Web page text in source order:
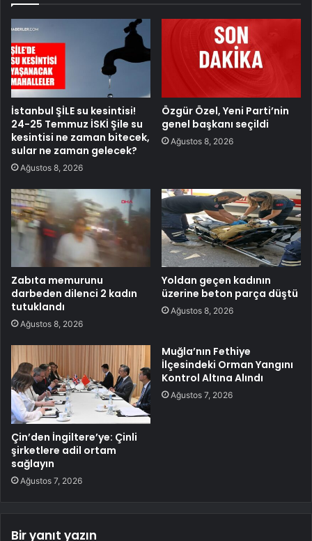
İstanbul ŞİLE su kesintisi!
24-25 Temmuz İSKİ Şile su
kesintisi ne zaman bitecek,
sular ne zaman gelecek?
Ağustos 8, 2026
Özgür Özel, Yeni Parti’nin
genel başkanı seçildi
Ağustos 8, 2026
Zabıta memurunu
darbeden dilenci 2 kadın
tutuklandı
Ağustos 8, 2026
Yoldan geçen kadının
üzerine beton parça düştü
Ağustos 8, 2026
Çin’den İngiltere’ye: Çinli
şirketlere adil ortam
sağlayın
Ağustos 7, 2026
Muğla’nın Fethiye
İlçesindeki Orman Yangını
Kontrol Altına Alındı
Ağustos 7, 2026
Bir yanıt yazın